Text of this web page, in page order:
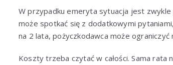
W przypadku emeryta sytuacja jest
może spotkać się z dodatkowymi
na 2 lata, pożyczkodawca może
Koszty trzeba czytać w całości. Sama